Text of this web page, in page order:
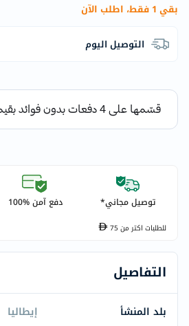
بقي 1 فقط، اطلب الآن
التوصيل اليوم
توصيل مجاني* دفع آمن %100
للطلبات اكتر من75
التفاصيل
بلد المنشأ
إيطاليا